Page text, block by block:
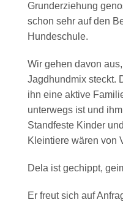
Grunderziehung
schon sehr auf den
Hundeschule.
Wir gehen davon
Jagdhundmix steckt.
ihn eine aktive
unterwegs ist und
Standfeste Kinder
Kleintiere wären von
Dela ist gechippt,
Er freut sich auf